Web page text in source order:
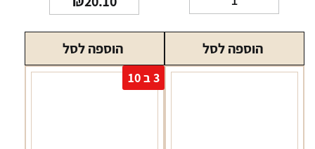
של
מצית
שרביט
הוספה לסל הוספה לסל
3 ב 10